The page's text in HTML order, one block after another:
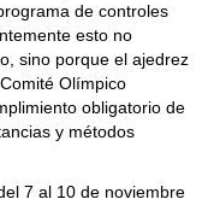
de controles
esto no
sino porque el ajedrez
Olímpico
obligatorio de
y métodos
7 al 10 de noviembre